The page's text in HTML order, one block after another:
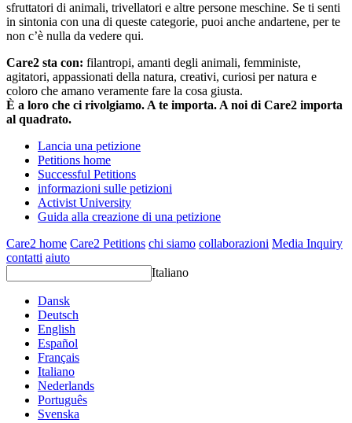
sfruttatori di animali, trivellatori e altre persone meschine. Se ti senti
in sintonia con una di queste categorie, puoi anche andartene, per te
non c’è nulla da vedere qui.
Care2 sta con: filantropi, amanti degli animali, femministe,
agitatori, appassionati della natura, creativi, curiosi per natura e
coloro che amano veramente fare la cosa giusta.
È a loro che ci rivolgiamo. A te importa. A noi di Care2 importa
al quadrato.
Lancia una petizione
Petitions home
Successful Petitions
informazioni sulle petizioni
Activist University
Guida alla creazione di una petizione
Care2 home Care2 Petitions chi siamo collaborazioni Media Inquiry
contatti aiuto
Italiano
Dansk
Deutsch
English
Español
Français
Italiano
Nederlands
Português
Svenska